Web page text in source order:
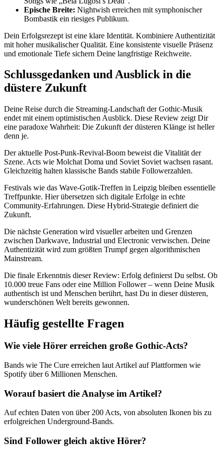
Epische Breite: Nightwish erreichen mit symphonischer
Bombastik ein riesiges Publikum.
Dein Erfolgsrezept ist eine klare Identität. Kombiniere Authentizität
mit hoher musikalischer Qualität. Eine konsistente visuelle Präsenz
und emotionale Tiefe sichern Deine langfristige Reichweite.
Schlussgedanken und Ausblick in die
düstere Zukunft
Deine Reise durch die Streaming-Landschaft der Gothic-Musik
endet mit einem optimistischen Ausblick. Diese Review zeigt Dir
eine paradoxe Wahrheit: Die Zukunft der düsteren Klänge ist heller
denn je.
Der aktuelle Post-Punk-Revival-Boom beweist die Vitalität der
Szene. Acts wie Molchat Doma und Soviet Soviet wachsen rasant.
Gleichzeitig halten klassische Bands stabile Followerzahlen.
Festivals wie das Wave-Gotik-Treffen in Leipzig bleiben essentielle
Treffpunkte. Hier übersetzen sich digitale Erfolge in echte
Community-Erfahrungen. Diese Hybrid-Strategie definiert die
Zukunft.
Die nächste Generation wird visueller arbeiten und Grenzen
zwischen Darkwave, Industrial und Electronic verwischen. Deine
Authentizität wird zum größten Trumpf gegen algorithmischen
Mainstream.
Die finale Erkenntnis dieser Review: Erfolg definierst Du selbst. Ob
10.000 treue Fans oder eine Million Follower – wenn Deine Musik
authentisch ist und Menschen berührt, hast Du in dieser düsteren,
wunderschönen Welt bereits gewonnen.
Häufig gestellte Fragen
Wie viele Hörer erreichen große Gothic-Acts?
Bands wie The Cure erreichen laut Artikel auf Plattformen wie
Spotify über 6 Millionen Menschen.
Worauf basiert die Analyse im Artikel?
Auf echten Daten von über 200 Acts, von absoluten Ikonen bis zu
erfolgreichen Underground-Bands.
Sind Follower gleich aktive Hörer?